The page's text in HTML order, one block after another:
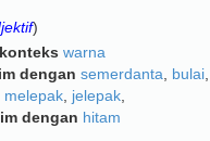
)
warna
dengan semerdanta bulai
melepak jelepak
dengan hitam